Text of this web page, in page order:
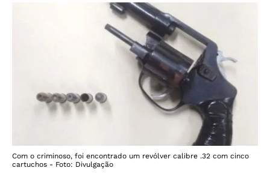
Com o criminoso, foi encontrado um revólver calibre .32 com cinco
cartuchos - Foto: Divulgação